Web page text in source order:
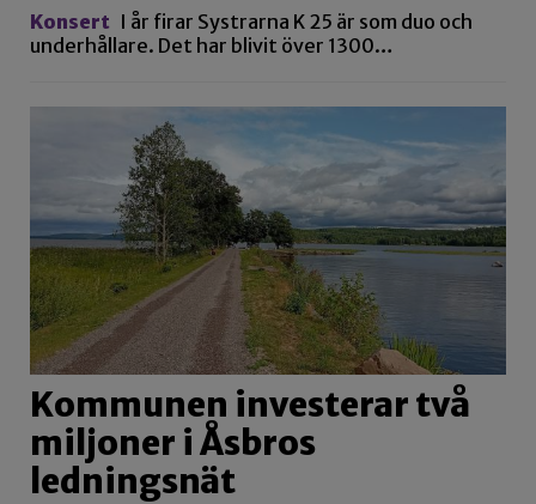
Konsert I år firar Systrarna K 25 är som duo och
underhållare. Det har blivit över 1300…
Kommunen investerar två
miljoner i Åsbros
ledningsnät